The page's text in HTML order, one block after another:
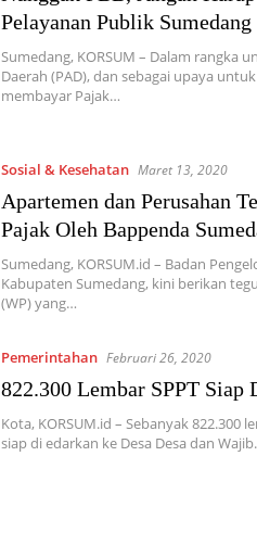
Pelayanan Publik Sumedang
Sumedang, KORSUM – Dalam rangka
Daerah (PAD), dan sebagai upaya
membayar Pajak…
Sosial & Kesehatan Maret 13, 2020
Apartemen dan Perusahan
Pajak Oleh Bappenda
Sumedang, KORSUM.id – Badan
Kabupaten Sumedang, kini berikan
(WP) yang…
Pemerintahan Februari 26, 2020
822.300 Lembar SPPT Siap
Kota, KORSUM.id – Sebanyak 822.300
siap di edarkan ke Desa Desa dan